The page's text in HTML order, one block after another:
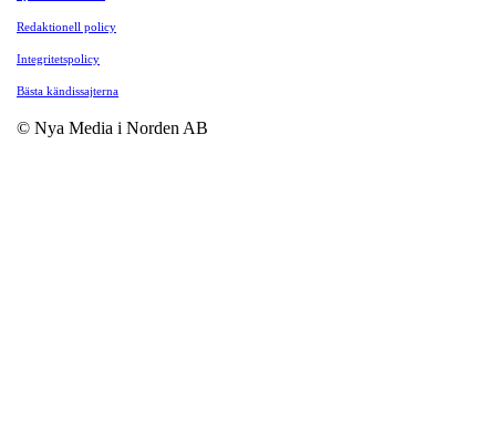
Redaktionell policy
Integritetspolicy
Bästa kändissajterna
© Nya Media i Norden AB